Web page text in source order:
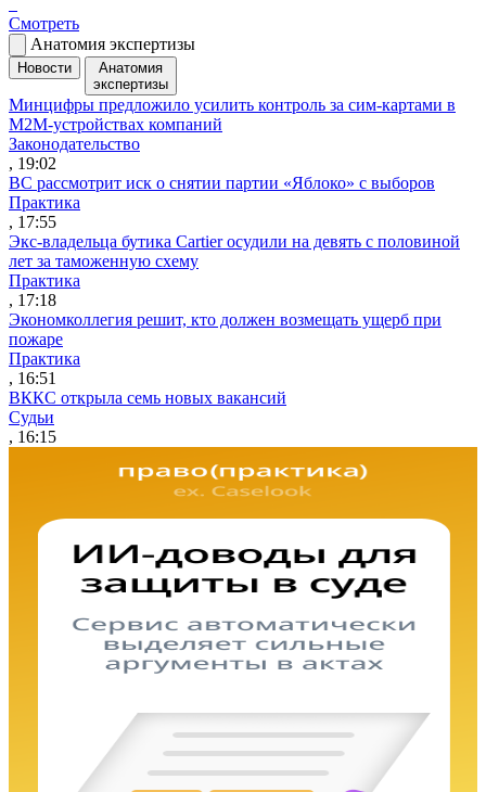
Смотреть
Анатомия экспертизы
Новости
Анатомия
экспертизы
Минцифры предложило усилить контроль за сим-картами в
M2M-устройствах компаний
Законодательство
, 19:02
ВС рассмотрит иск о снятии партии «Яблоко» с выборов
Практика
, 17:55
Экс-владельца бутика Cartier осудили на девять с половиной
лет за таможенную схему
Практика
, 17:18
Экономколлегия решит, кто должен возмещать ущерб при
пожаре
Практика
, 16:51
ВККС открыла семь новых вакансий
Судьи
, 16:15